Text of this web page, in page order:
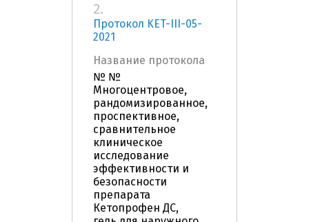
2.
Протокол KET-III-05-
2021
Название протокола
№ №
Многоцентровое,
рандомизированное,
проспективное,
сравнительное
клиническое
исследование
эффективности и
безопасности
препарата
Кетопрофен ДС,